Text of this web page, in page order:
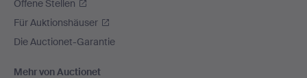
Offene Stellen
Für Auktionshäuser
Die Auctionet-Garantie
Mehr von Auctionet